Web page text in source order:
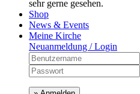
sehr gerne gesehen.
Shop
News & Events
Meine Kirche
Neuanmeldung / Login